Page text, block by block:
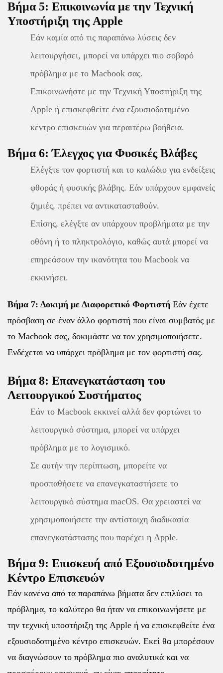
Βήμα 5: Επικοινωνία με την Τεχνική
Υποστήριξη της Apple
Εάν καμία από τις παραπάνω λύσεις δεν
λειτουργήσει, μπορεί να υπάρχει πιο σοβαρό
πρόβλημα με το Macbook σας.
Επικοινωνήστε με την Τεχνική Υποστήριξη της
Apple ή επισκεφθείτε ένα εξουσιοδοτημένο
κέντρο επισκευών για περαιτέρω βοήθεια.
Βήμα 6: Έλεγχος για Φυσικές Βλάβες
Ελέγξτε τον φορτιστή και το καλώδιο για ενδείξεις
φθοράς ή φυσικής βλάβης. Εάν υπάρχουν εμφανείς
ζημιές, πρέπει να αντικατασταθούν.
Επίσης, ελέγξτε αν υπάρχουν προβλήματα με την
οθόνη ή το πληκτρολόγιο, καθώς αυτά μπορεί να
επηρεάσουν την ικανότητα του Macbook να
εκκινήσει.
Βήμα 7: Δοκιμή με Διαφορετικό Φορτιστή Εάν έχετε
πρόσβαση σε έναν άλλο φορτιστή που είναι συμβατός με
το Macbook σας, δοκιμάστε να τον χρησιμοποιήσετε.
Ενδέχεται να υπάρχει πρόβλημα με τον φορτιστή σας.
Βήμα 8: Επανεγκατάσταση του
Λειτουργικού Συστήματος
Εάν το Macbook εκκινεί αλλά δεν φορτώνει το
λειτουργικό σύστημα, μπορεί να υπάρχει
πρόβλημα με το λογισμικό.
Σε αυτήν την περίπτωση, μπορείτε να
προσπαθήσετε να επανεγκαταστήσετε το
λειτουργικό σύστημα macOS. Θα χρειαστεί να
χρησιμοποιήσετε την αντίστοιχη διαδικασία
επανεγκατάστασης που παρέχει η Apple.
Βήμα 9: Επισκευή από Εξουσιοδοτημένο
Κέντρο Επισκευών
Εάν κανένα από τα παραπάνω βήματα δεν επιλύσει το
πρόβλημα, το καλύτερο θα ήταν να επικοινωνήσετε με
την τεχνική υποστήριξη της Apple ή να επισκεφθείτε ένα
εξουσιοδοτημένο κέντρο επισκευών. Εκεί θα μπορέσουν
να διαγνώσουν το πρόβλημα πιο αναλυτικά και να